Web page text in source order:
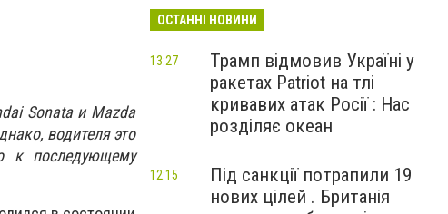
Sonata и Mazda
водителя это
к последующему
ОСТАННІ НОВИНИ
Трамп відмовив Україні у
ракетах Patriot на тлі
кривавих атак Росії : Нас
розділяє океан
13:27
Під санкції потрапили 19
нових цілей . Британія
12:15